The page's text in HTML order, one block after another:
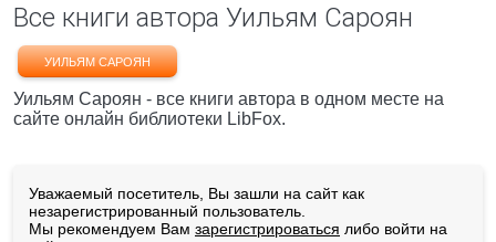
Все книги автора Уильям Сароян
УИЛЬЯМ САРОЯН
Уильям Сароян - все книги автора в одном месте на
сайте онлайн библиотеки LibFox.
Уважаемый посетитель, Вы зашли на сайт как
незарегистрированный пользователь.
Мы рекомендуем Вам зарегистрироваться либо войти на